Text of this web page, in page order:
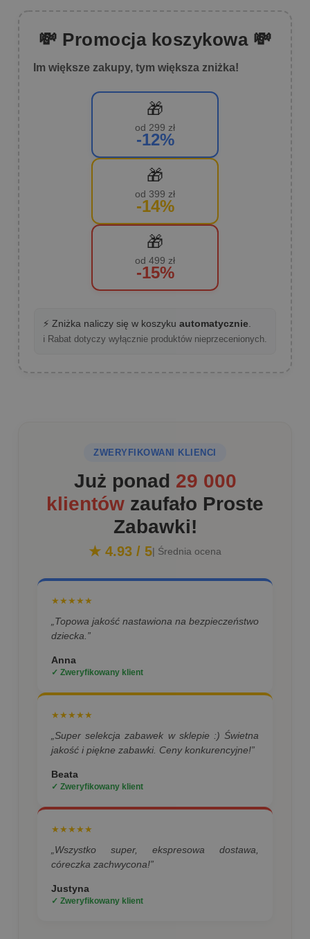
💸 Promocja koszykowa 💸
Im większe zakupy, tym większa zniżka!
🎁
od 299 zł
-12%
🎁
od 399 zł
-14%
🎁
od 499 zł
-15%
⚡ Zniżka naliczy się w koszyku automatycznie
ℹ️ Rabat dotyczy wyłącznie produktów nieprzecenionych.
ZWERYFIKOWANI KLIENCI
Już ponad 29 000
klientów zaufało Proste
Zabawki!
★ 4.93 / 5| Średnia ocena
★★★★★
„Topowa jakość nastawiona na bezpieczeństwo
dziecka.”
Anna
✓ Zweryfikowany klient
★★★★★
„Super selekcja zabawek w sklepie :) Świetna
jakość i piękne zabawki. Ceny konkurencyjne!”
Beata
✓ Zweryfikowany klient
★★★★★
„Wszystko super, ekspresowa dostawa,
córeczka zachwycona!”
Justyna
✓ Zweryfikowany klient